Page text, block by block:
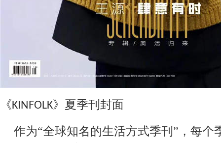
《KINFOLK》夏季刊封面
作为“全球知名的生活方式季刊”，每个